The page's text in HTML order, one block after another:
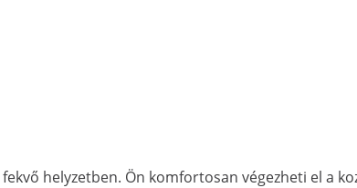
helyzetben. Ön komfortosan végezheti el a